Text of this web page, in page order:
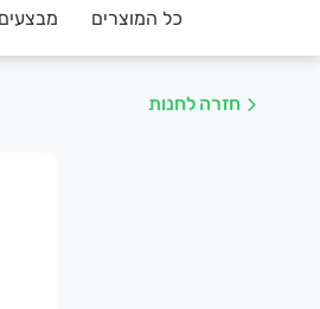
✅ הפירות והירקות בסטנדרט
השירות של בָּסְטַלֶ'ה מספק פיתרון מושלם
כל המוצרים מבצעים
חזרה לחנות